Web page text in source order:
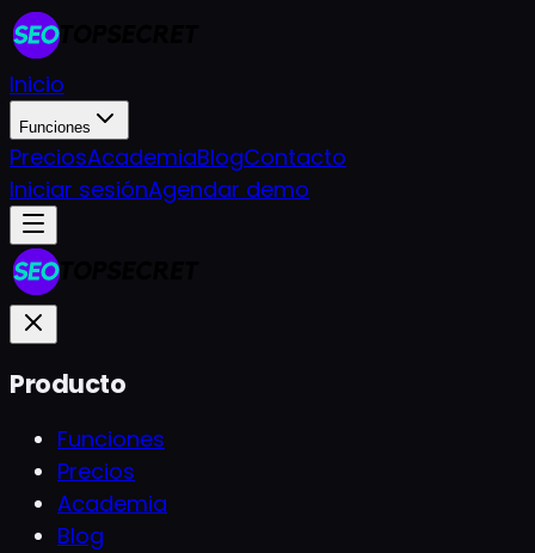
Inicio
Funciones
PreciosAcademiaBlogContacto
Iniciar sesiónAgendar demo
Producto
Funciones
Precios
Academia
Blog